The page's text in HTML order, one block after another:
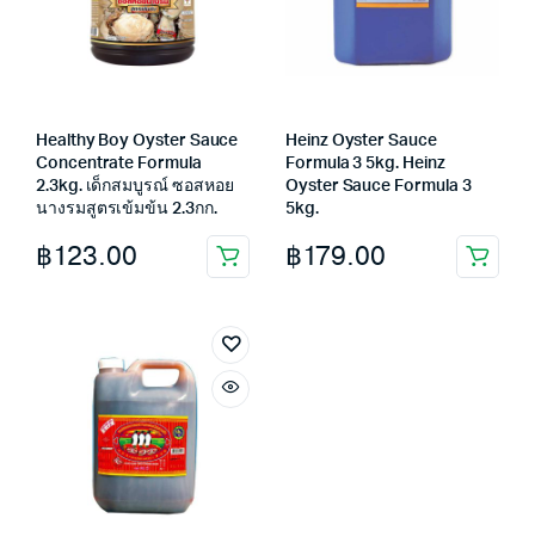
Healthy Boy Oyster Sauce
Concentrate Formula
2.3kg. เด็กสมบูรณ์ ซอสหอย
นางรมสูตรเข้มข้น 2.3กก.
฿123.00
Heinz Oyster Sauce
Formula 3 5kg. Heinz
Oyster Sauce Formula 3
5kg.
฿179.00